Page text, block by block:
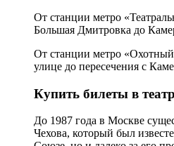
От станции метро
Большая Дмитровка до
От станции метро
улице до пересечения с
Купить билеты в
До 1987 года в Москве
Чехова, который был